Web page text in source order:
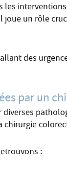
les
un rôle
des
par un
chirurgie
: